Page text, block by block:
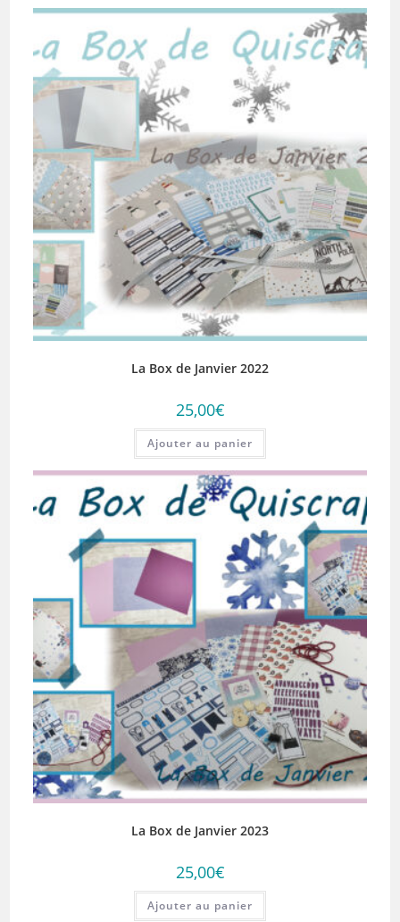
La Box de Janvier 2022
25,00€
Ajouter au panier
La Box de Janvier 2023
25,00€
Ajouter au panier